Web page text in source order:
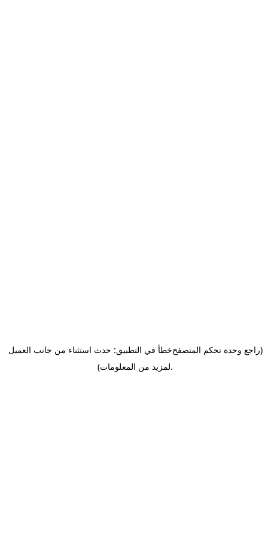
خطأ في التطبيق: حدث استثناء من جانب العميل(راجع وحدة تحكم المتصفح
لمزيد من المعلومات).